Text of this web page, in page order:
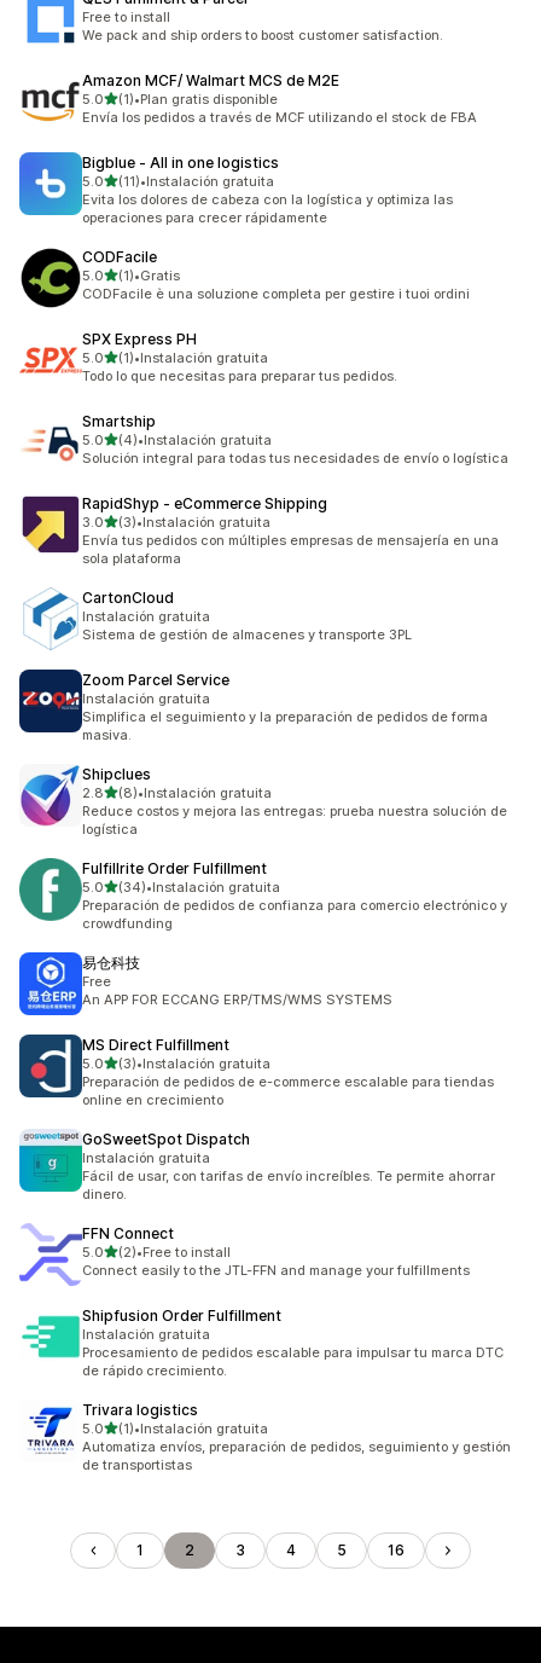
Free to install
We pack and ship orders to boost customer satisfaction.
Amazon MCF/ Walmart MCS de M2E
5.0de 5 estrellas
(1)
1 reseñas en total
•Plan gratis disponible
Envía los pedidos a través de MCF utilizando el stock de FBA
Bigblue ‑ All in one logistics
5.0de 5 estrellas
(11)
11 reseñas en total
•Instalación gratuita
Evita los dolores de cabeza con la logística y optimiza las
operaciones para crecer rápidamente
CODFacile
5.0de 5 estrellas
(1)
1 reseñas en total
•Gratis
CODFacile è una soluzione completa per gestire i tuoi ordini
SPX Express PH
5.0de 5 estrellas
(1)
1 reseñas en total
•Instalación gratuita
Todo lo que necesitas para preparar tus pedidos.
Smartship
5.0de 5 estrellas
(4)
4 reseñas en total
•Instalación gratuita
Solución integral para todas tus necesidades de envío o logística
RapidShyp ‑ eCommerce Shipping
3.0de 5 estrellas
(3)
3 reseñas en total
•Instalación gratuita
Envía tus pedidos con múltiples empresas de mensajería en una
sola plataforma
CartonCloud
Instalación gratuita
Sistema de gestión de almacenes y transporte 3PL
Zoom Parcel Service
Instalación gratuita
Simplifica el seguimiento y la preparación de pedidos de forma
masiva.
Shipclues
2.8de 5 estrellas
(8)
8 reseñas en total
•Instalación gratuita
Reduce costos y mejora las entregas: prueba nuestra solución de
logística
Fulfillrite Order Fulfillment
5.0de 5 estrellas
(34)
34 reseñas en total
•Instalación gratuita
Preparación de pedidos de confianza para comercio electrónico y
crowdfunding
易仓科技
Free
An APP FOR ECCANG ERP/TMS/WMS SYSTEMS
MS Direct Fulfillment
5.0de 5 estrellas
(3)
3 reseñas en total
•Instalación gratuita
Preparación de pedidos de e-commerce escalable para tiendas
online en crecimiento
GoSweetSpot Dispatch
Instalación gratuita
Fácil de usar, con tarifas de envío increíbles. Te permite ahorrar
dinero.
FFN Connect
5.0de 5 estrellas
(2)
2 reseñas en total
•Free to install
Connect easily to the JTL-FFN and manage your fulfillments
Shipfusion Order Fulfillment
Instalación gratuita
Procesamiento de pedidos escalable para impulsar tu marca DTC
de rápido crecimiento.
Trivara logistics
5.0de 5 estrellas
(1)
1 reseñas en total
•Instalación gratuita
Automatiza envíos, preparación de pedidos, seguimiento y gestión
de transportistas
1 2 3 4 5 16